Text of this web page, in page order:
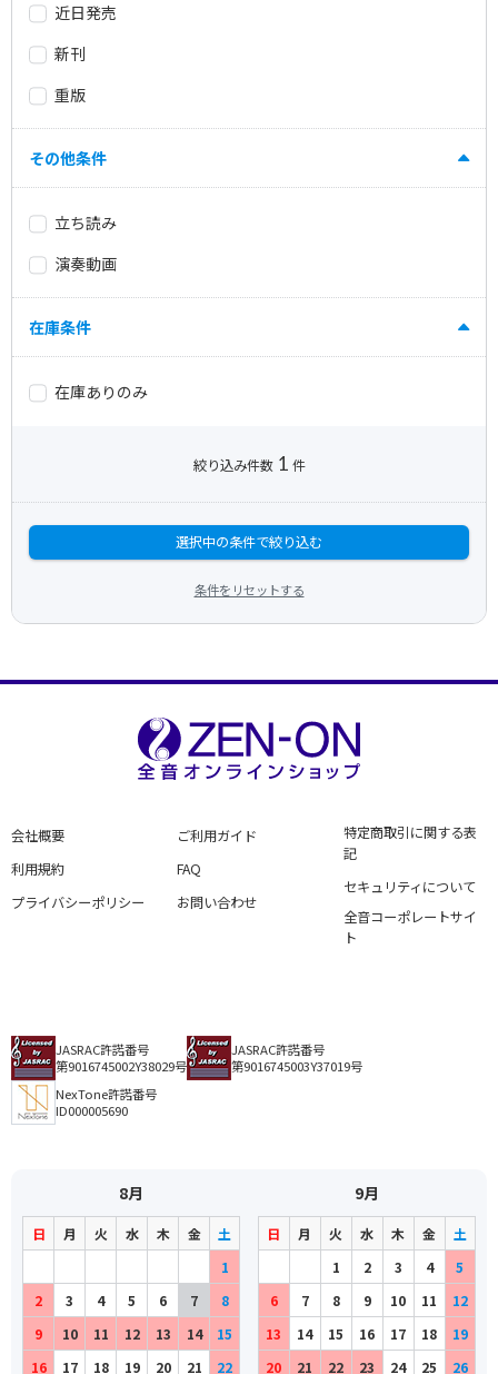
近日発売
新刊
重版
その他条件
立ち読み
演奏動画
在庫条件
在庫ありのみ
絞り込み件数 1 件
選択中の条件で絞り込む
条件をリセットする
会社概要
利用規約
プライバシーポリシー
ご利用ガイド
FAQ
お問い合わせ
特定商取引に関する表
記
セキュリティについて
全音コーポレートサイ
ト
JASRAC許諾番号
第9016745002Y38029号
JASRAC許諾番号
第9016745003Y37019号
NexTone許諾番号
ID000005690
8月
日 月 火 水 木 金
土
1
2
3 4 5 6 7
8
9
10 11 12 13 14
15
16
17 18 19 20 21 22
9月
日 月 火 水 木 金
土
1
2 3 4
5
6
7 8 9 10 11
12
13
14 15 16 17 18
19
20
21 22 23 24 25 26